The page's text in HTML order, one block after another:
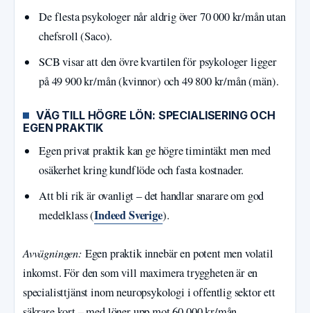
De flesta psykologer når aldrig över 70 000 kr/mån utan
chefsroll (Saco).
SCB visar att den övre kvartilen för psykologer ligger
på 49 900 kr/mån (kvinnor) och 49 800 kr/mån (män).
VÄG TILL HÖGRE LÖN: SPECIALISERING OCH
EGEN PRAKTIK
Egen privat praktik kan ge högre timintäkt men med
osäkerhet kring kundflöde och fasta kostnader.
Att bli rik är ovanligt – det handlar snarare om god
medelklass (Indeed Sverige).
Avvägningen: Egen praktik innebär en potent men volatil
inkomst. För den som vill maximera tryggheten är en
specialisttjänst inom neuropsykologi i offentlig sektor ett